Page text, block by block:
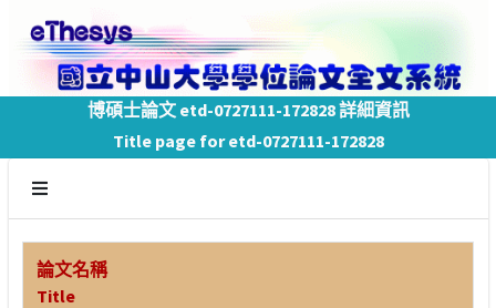
博碩士論文 etd-0727111-172828 詳細資訊
Title page for etd-0727111-172828
論文名稱
Title